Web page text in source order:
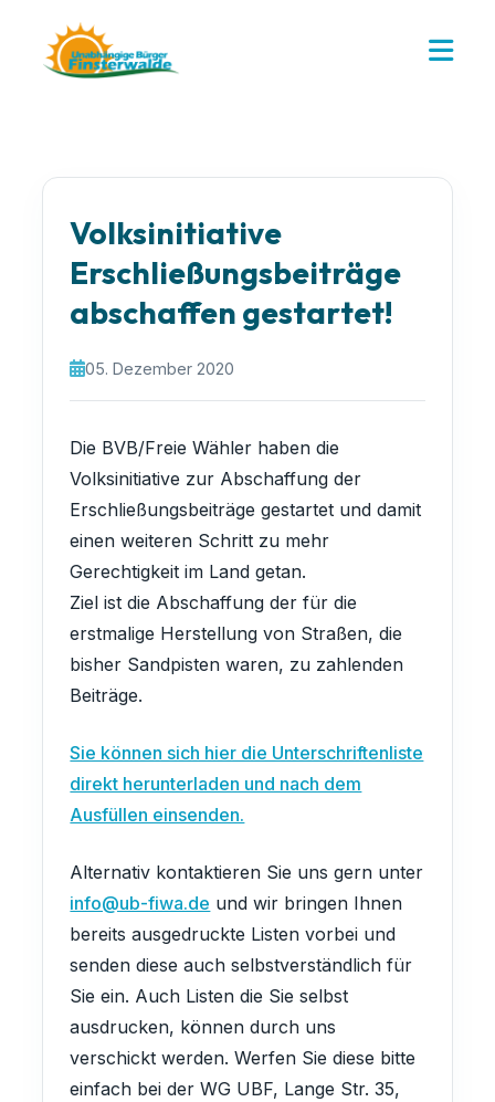
Volksinitiative
Erschließungsbeiträge
abschaffen gestartet!
05. Dezember 2020
Die BVB/Freie Wähler haben die
Volksinitiative zur Abschaffung der
Erschließungsbeiträge gestartet und damit
einen weiteren Schritt zu mehr
Gerechtigkeit im Land getan.
Ziel ist die Abschaffung der für die
erstmalige Herstellung von Straßen, die
bisher Sandpisten waren, zu zahlenden
Beiträge.
Sie können sich hier die Unterschriftenliste
direkt herunterladen und nach dem
Ausfüllen einsenden.
Alternativ kontaktieren Sie uns gern unter
info@ub-fiwa.de und wir bringen Ihnen
bereits ausgedruckte Listen vorbei und
senden diese auch selbstverständlich für
Sie ein. Auch Listen die Sie selbst
ausdrucken, können durch uns
verschickt werden. Werfen Sie diese bitte
einfach bei der WG UBF, Lange Str. 35,